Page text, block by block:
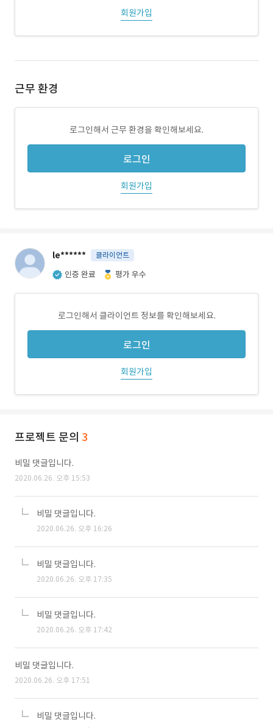
회원가입
근무 환경
로그인해서 근무 환경을 확인해보세요.
로그인
회원가입
le****** 클라이언트
인증 완료 평가 우수
로그인해서 클라이언트 정보를 확인해보세요.
로그인
회원가입
프로젝트 문의 3
비밀 댓글입니다.
2020.06.26. 오후 15:53
비밀 댓글입니다.
2020.06.26. 오후 16:26
비밀 댓글입니다.
2020.06.26. 오후 17:35
비밀 댓글입니다.
2020.06.26. 오후 17:42
비밀 댓글입니다.
2020.06.26. 오후 17:51
비밀 댓글입니다.